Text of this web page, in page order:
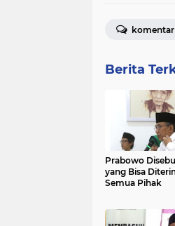
komentar
Berita
Prabowo
yang Bisa
Semua Pihak